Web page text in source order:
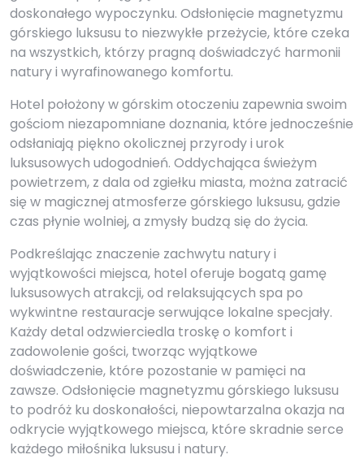
doskonałego wypoczynku. Odsłonięcie magnetyzmu
górskiego luksusu to niezwykłe przeżycie, które czeka
na wszystkich, którzy pragną doświadczyć harmonii
natury i wyrafinowanego komfortu.
Hotel położony w górskim otoczeniu zapewnia swoim
gościom niezapomniane doznania, które jednocześnie
odsłaniają piękno okolicznej przyrody i urok
luksusowych udogodnień. Oddychająca świeżym
powietrzem, z dala od zgiełku miasta, można zatracić
się w magicznej atmosferze górskiego luksusu, gdzie
czas płynie wolniej, a zmysły budzą się do życia.
Podkreślając znaczenie zachwytu natury i
wyjątkowości miejsca, hotel oferuje bogatą gamę
luksusowych atrakcji, od relaksujących spa po
wykwintne restauracje serwujące lokalne specjały.
Każdy detal odzwierciedla troskę o komfort i
zadowolenie gości, tworząc wyjątkowe
doświadczenie, które pozostanie w pamięci na
zawsze. Odsłonięcie magnetyzmu górskiego luksusu
to podróż ku doskonałości, niepowtarzalna okazja na
odkrycie wyjątkowego miejsca, które skradnie serce
każdego miłośnika luksusu i natury.